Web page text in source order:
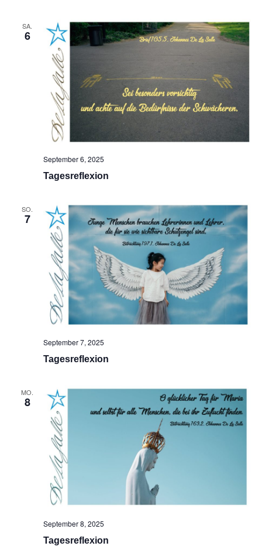
SA.
6
Tagesreflexion
September 6, 2025
SO.
7
Tagesreflexion
September 7, 2025
MO.
8
Tagesreflexion
September 8, 2025